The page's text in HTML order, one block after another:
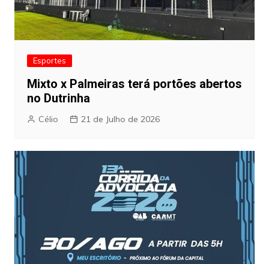
Esportes
Mixto x Palmeiras terá portões abertos
no Dutrinha
Célio 21 de Julho de 2026